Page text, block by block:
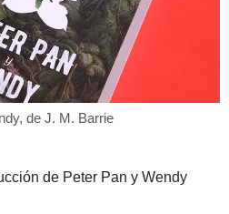
de J. M. Barrie
de Peter Pan y Wendy